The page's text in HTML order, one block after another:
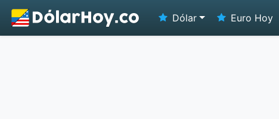
Dólar Euro Hoy